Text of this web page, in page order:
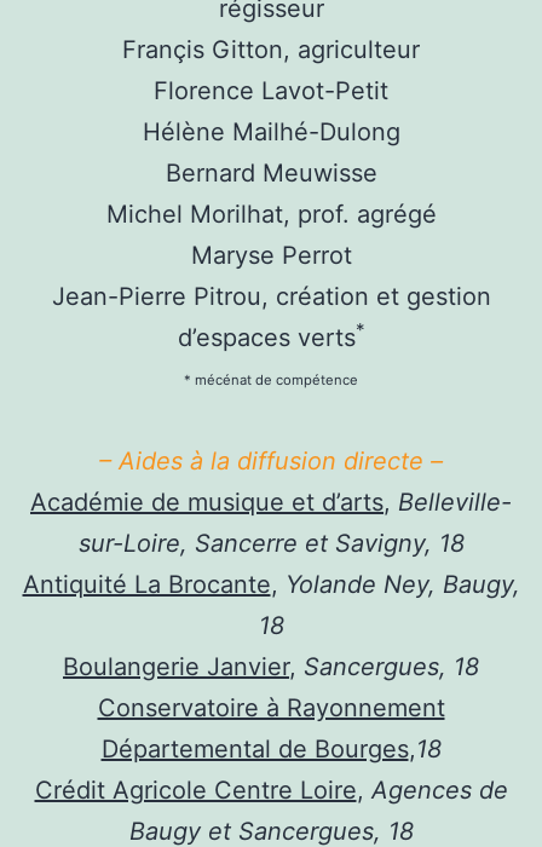
régisseur
Françis Gitton, agriculteur
Florence Lavot-Petit
Hélène Mailhé-Dulong
Bernard Meuwisse
Michel Morilhat, prof. agrégé
Maryse Perrot
Jean-Pierre Pitrou, création et gestion
d’espaces verts*
* mécénat de compétence
– Aides à la diffusion directe –
Académie de musique et d’arts, Belleville-
sur-Loire, Sancerre et Savigny, 18
Antiquité La Brocante, Yolande Ney, Baugy,
18
Boulangerie Janvier, Sancergues, 18
Conservatoire à Rayonnement
Départemental de Bourges,18
Crédit Agricole Centre Loire, Agences de
Baugy et Sancergues, 18